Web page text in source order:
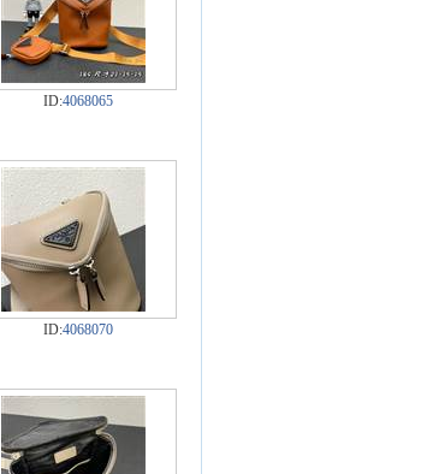
ID:4068065
ID:4068070